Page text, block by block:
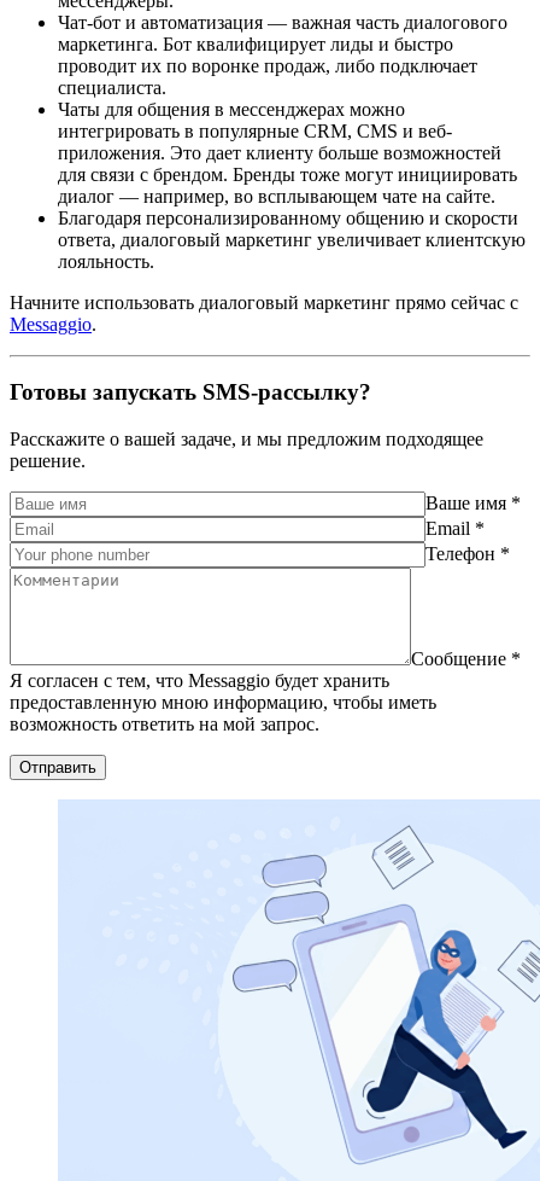
Чат-бот и автоматизация — важная часть диалогового
маркетинга. Бот квалифицирует лиды и быстро
проводит их по воронке продаж, либо подключает
специалиста.
Чаты для общения в мессенджерах можно
интегрировать в популярные CRM, CMS и веб-
приложения. Это дает клиенту больше возможностей
для связи с брендом. Бренды тоже могут инициировать
диалог — например, во всплывающем чате на сайте.
Благодаря персонализированному общению и скорости
ответа, диалоговый маркетинг увеличивает клиентскую
лояльность.
Начните использовать диалоговый маркетинг прямо сейчас с
Messaggio.
Готовы запускать SMS-рассылку?
Расскажите о вашей задаче, и мы предложим подходящее
решение.
Ваше имя *
Email *
Телефон *
Сообщение *
Я согласен с тем, что Messaggio будет хранить
предоставленную мною информацию, чтобы иметь
возможность ответить на мой запрос.